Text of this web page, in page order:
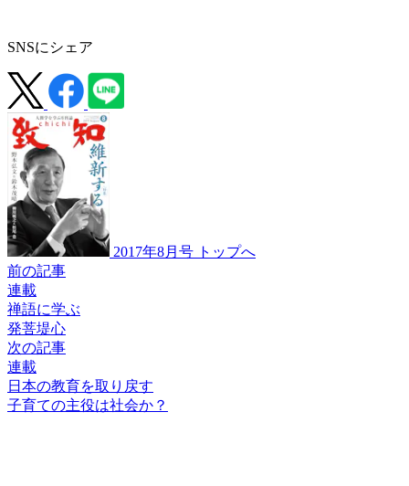
SNSにシェア
2017年8月号 トップへ
前の記事
連載
禅語に学ぶ
発菩堤心
次の記事
連載
日本の教育を取り戻す
子育ての主役は社会か？